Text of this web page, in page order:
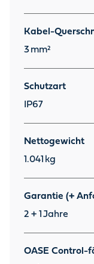
Kabel-
3 mm²
Schutzart
IP67
Nettogewicht
1.041 kg
Garantie (+
2 + 1 Jahre
OASE Control-